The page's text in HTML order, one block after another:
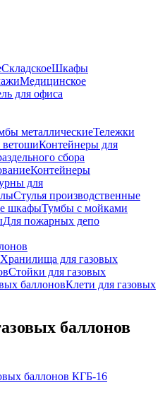
СкладскоеШкафы
Медицинское
для офиса
металлическиеТележки
Контейнеры для
сбора
Контейнеры
для
Стулья производственные
шкафыТумбы с мойками
Для пожарных депо
Хранилища для газовых
Стойки для газовых
баллоновКлети для газовых
баллонов